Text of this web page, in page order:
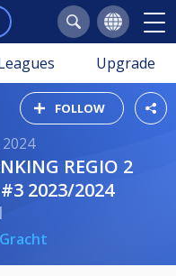
Upgrade
FOLLOW
2023/2024